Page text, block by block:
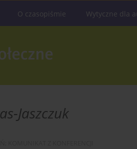
O czasopiśmie Wytyczne dla
Jaszczuk